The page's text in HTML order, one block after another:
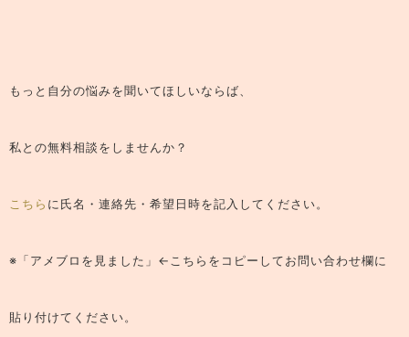
もっと自分の悩みを聞いてほしいならば、
私との無料相談をしませんか？
こちら に氏名・連絡先・希望日時を記入してください。
※「アメブロを見ました」←こちらをコピーしてお問い合わせ欄に
貼り付けてください。